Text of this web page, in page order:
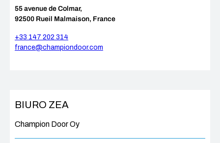
55 avenue de Colmar,
92500 Rueil Malmaison, France
+33 147 202 314
france@championdoor.com
BIURO ZEA
Champion Door Oy